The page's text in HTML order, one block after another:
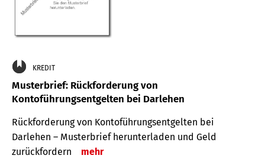
KREDIT
Musterbrief: Rückforderung von
Kontoführungsentgelten bei Darlehen
Rückforderung von Kontoführungsentgelten bei
Darlehen – Musterbrief herunterladen und Geld
zurückfordern
mehr